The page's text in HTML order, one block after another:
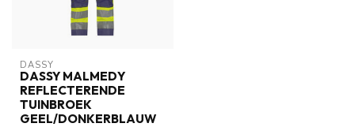
DASSY
DASSY MALMEDY
REFLECTERENDE
TUINBROEK
GEEL/DONKERBLAUW